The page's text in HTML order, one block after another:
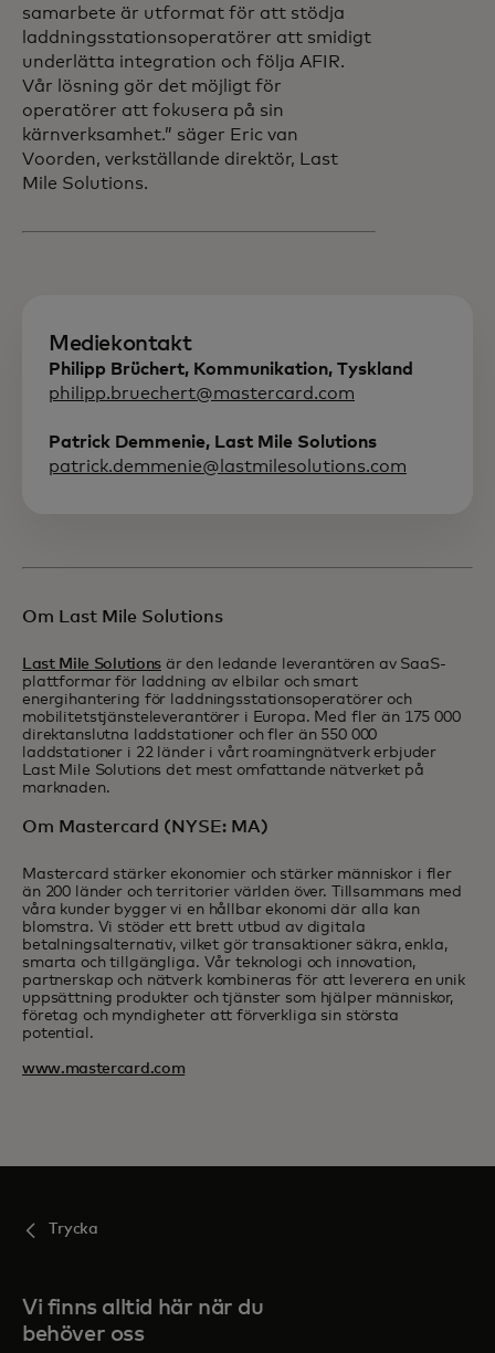
samarbete är utformat för att stödja
laddningsstationsoperatörer att smidigt
underlätta integration och följa AFIR.
Vår lösning gör det möjligt för
operatörer att fokusera på sin
kärnverksamhet.” säger Eric van
Voorden, verkställande direktör, Last
Mile Solutions.
Mediekontakt
Philipp Brüchert, Kommunikation, Tyskland
philipp.bruechert@mastercard.com
Patrick Demmenie, Last Mile Solutions
patrick.demmenie@lastmilesolutions.com
Om Last Mile Solutions
Last Mile Solutionsär den ledande leverantören av SaaS-
plattformar för laddning av elbilar och smart
energihantering för laddningsstationsoperatörer och
mobilitetstjänsteleverantörer i Europa. Med fler än 175 000
direktanslutna laddstationer och fler än 550 000
laddstationer i 22 länder i vårt roamingnätverk erbjuder
Last Mile Solutions det mest omfattande nätverket på
marknaden.
Om Mastercard (NYSE: MA)
Mastercard stärker ekonomier och stärker människor i fler
än 200 länder och territorier världen över. Tillsammans med
våra kunder bygger vi en hållbar ekonomi där alla kan
blomstra. Vi stöder ett brett utbud av digitala
betalningsalternativ, vilket gör transaktioner säkra, enkla,
smarta och tillgängliga. Vår teknologi och innovation,
partnerskap och nätverk kombineras för att leverera en unik
uppsättning produkter och tjänster som hjälper människor,
företag och myndigheter att förverkliga sin största
potential.
www.mastercard.com
Trycka
Vi finns alltid här när du
behöver oss